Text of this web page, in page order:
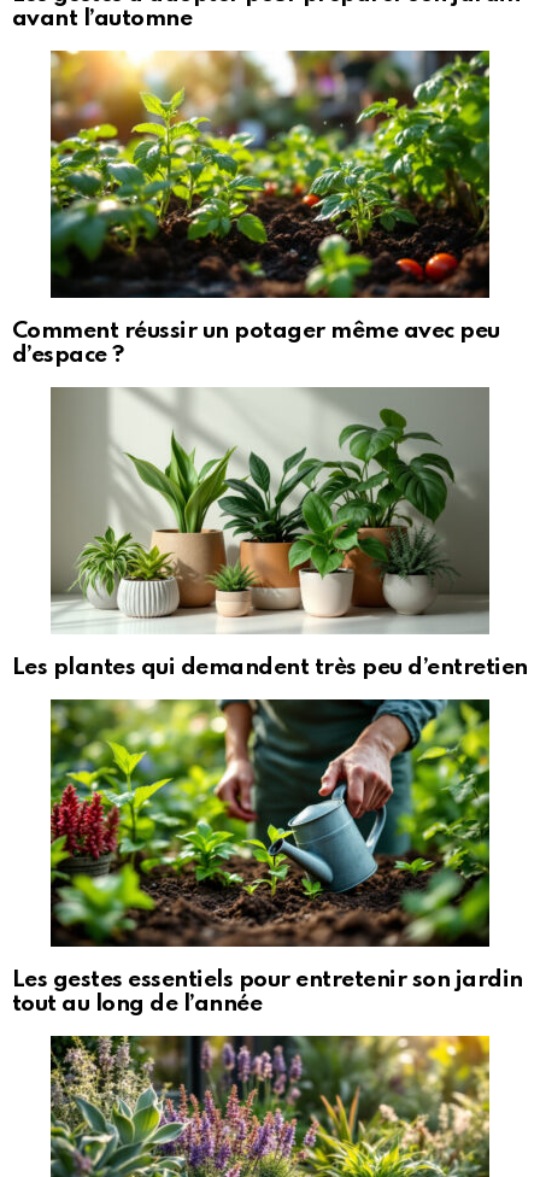
avant l’automne
Comment réussir un potager même avec peu
d’espace ?
Les plantes qui demandent très peu d’entretien
Les gestes essentiels pour entretenir son jardin
tout au long de l’année